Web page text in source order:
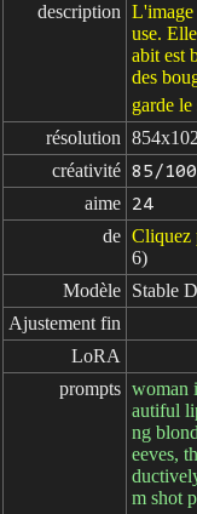
description L'image
use.
abit est
des
garde le
résolution
créativité 85/100
aime 24
de Cliquez
6)
Modèle Stable
Ajustement fin
LoRA
prompts woman
autiful
ng
eeves,
m shot